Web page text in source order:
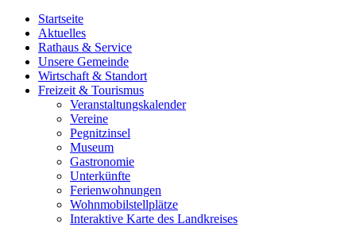
Startseite
Aktuelles
Rathaus & Service
Unsere Gemeinde
Wirtschaft & Standort
Freizeit & Tourismus
Veranstaltungskalender
Vereine
Pegnitzinsel
Museum
Gastronomie
Unterkünfte
Ferienwohnungen
Wohnmobilstellplätze
Interaktive Karte des Landkreises